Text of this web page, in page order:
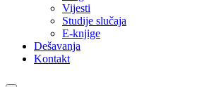
Vijesti
Studije slučaja
E-knjige
Dešavanja
Kontakt